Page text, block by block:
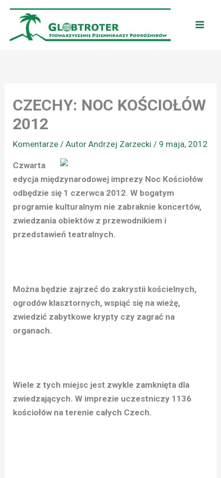
Przejdź
treści
CZECHY: NOC KOŚCIOŁÓW
2012
Komentarze / Autor Andrzej Zarzecki/ 9 maja, 2012
Czwarta
edycja międzynarodowej imprezy Noc Kościołów
odbędzie się 1 czerwca 2012. W bogatym
programie kulturalnym nie zabraknie koncertów,
zwiedzania obiektów z przewodnikiem i
przedstawień teatralnych.
Można będzie zajrzeć do zakrystii kościelnych,
ogrodów klasztornych, wspiąć się na wieżę,
zwiedzić zabytkowe krypty czy zagrać na
organach.
Wiele z tych miejsc jest zwykle zamknięta dla
zwiedzających. W imprezie uczestniczy 1136
kościołów na terenie całych Czech.